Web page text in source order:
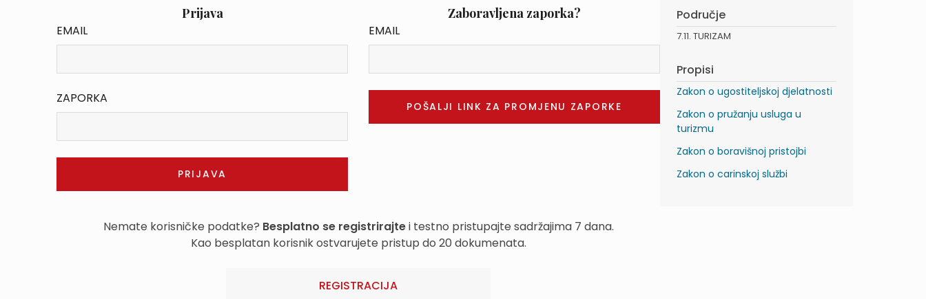
Prijava
EMAIL
ZAPORKA
Zaboravljena zaporka?
EMAIL
Nemate korisničke podatke? Besplatno se registrirajtei testno pristupajte sadržajima 7 dana.
Kao besplatan korisnik ostvarujete pristup do 20 dokumenata.
REGISTRACIJA
Područje
7.11. TURIZAM
Propisi
Zakon o ugostiteljskoj djelatnosti
Zakon o pružanju usluga u
turizmu
Zakon o boravišnoj pristojbi
Zakon o carinskoj službi